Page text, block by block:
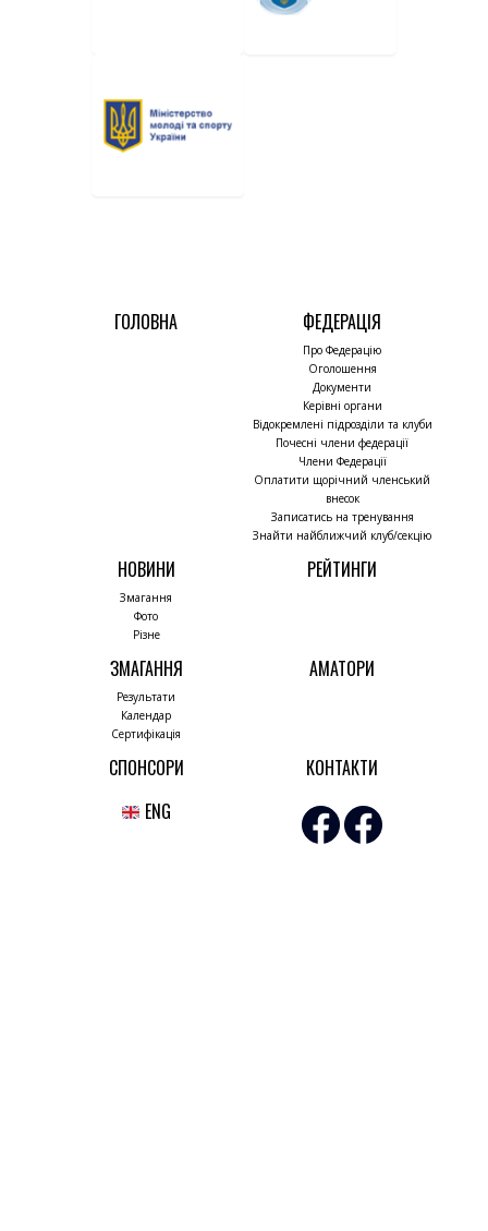
ГОЛОВНА ФЕДЕРАЦІЯ
Про Федерацію
Оголошення
Документи
Керівні органи
Відокремлені підрозділи та клуби
Почесні члени федерації
Члени Федерації
Оплатити щорічний членський
внесок
Записатись на тренування
Знайти найближчий клуб/секцію
НОВИНИ
Змагання
Фото
Різне
РЕЙТИНГИ
ЗМАГАННЯ
Результати
Календар
Сертифікація
АМАТОРИ
СПОНСОРИ
КОНТАКТИ
ENG